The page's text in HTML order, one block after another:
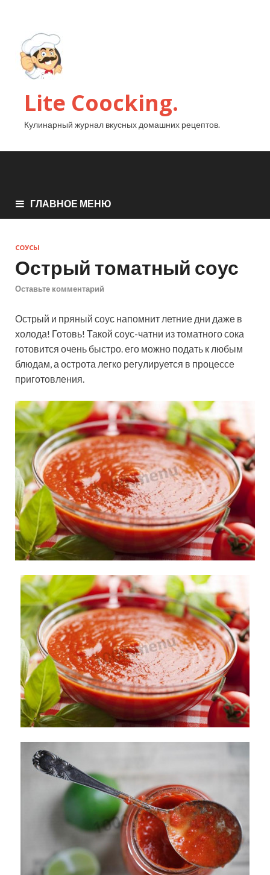
Lite Coocking.
Кулинарный журнал вкусных домашних рецептов.
ГЛАВНОЕ МЕНЮ
СОУСЫ
Острый томатный соус
Оставьте комментарий
Острый и пряный соус напомнит летние дни даже в
холода! Готовь! Такой соус-чатни из томатного сока
готовится очень быстро. его можно подать к любым
блюдам, а острота легко регулируется в процессе
приготовления.